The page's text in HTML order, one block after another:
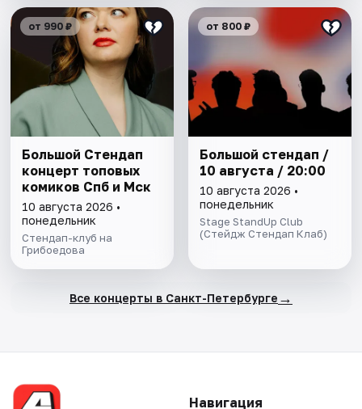
от 990 ₽
Большой Стендап
концерт топовых
комиков Спб и Мск
10 августа 2026 •
понедельник
Стендап-клуб на
Грибоедова
от 800 ₽
Большой стендап /
10 августа / 20:00
10 августа 2026 •
понедельник
Stage StandUp Club
(Стейдж Стендап Клаб)
Все концерты в Санкт-Петербурге →
Навигация